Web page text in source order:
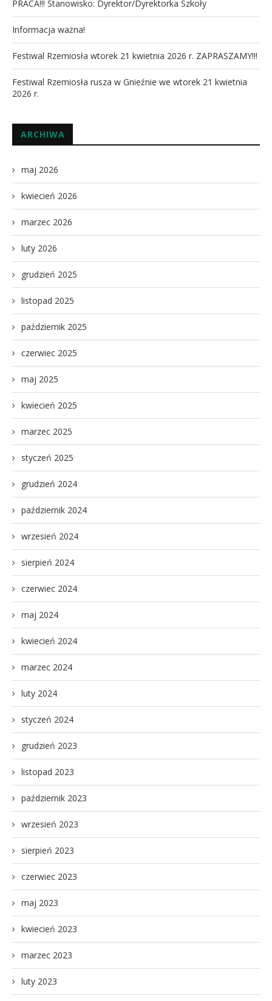
PRACA!!! Stanowisko: Dyrektor/Dyrektorka Szkoły
Informacja ważna!
Festiwal Rzemiosła wtorek 21 kwietnia 2026 r. ZAPRASZAMY!!!
Festiwal Rzemiosła rusza w Gnieźnie we wtorek 21 kwietnia
2026 r.
ARCHIWA
maj 2026
kwiecień 2026
marzec 2026
luty 2026
grudzień 2025
listopad 2025
październik 2025
czerwiec 2025
maj 2025
kwiecień 2025
marzec 2025
styczeń 2025
grudzień 2024
październik 2024
wrzesień 2024
sierpień 2024
czerwiec 2024
maj 2024
kwiecień 2024
marzec 2024
luty 2024
styczeń 2024
grudzień 2023
listopad 2023
październik 2023
wrzesień 2023
sierpień 2023
czerwiec 2023
maj 2023
kwiecień 2023
marzec 2023
luty 2023